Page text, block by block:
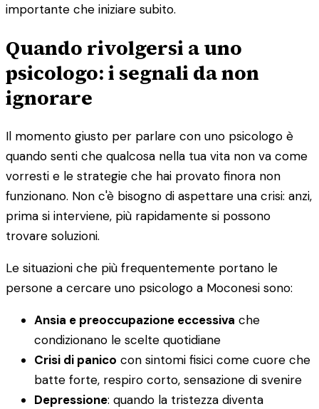
importante che iniziare subito.
Quando rivolgersi a uno
psicologo: i segnali da non
ignorare
Il momento giusto per parlare con uno psicologo è
quando senti che qualcosa nella tua vita non va come
vorresti e le strategie che hai provato finora non
funzionano. Non c'è bisogno di aspettare una crisi: anzi,
prima si interviene, più rapidamente si possono
trovare soluzioni.
Le situazioni che più frequentemente portano le
persone a cercare uno psicologo a Moconesi sono:
Ansia e preoccupazione eccessiva che
condizionano le scelte quotidiane
Crisi di panico con sintomi fisici come cuore che
batte forte, respiro corto, sensazione di svenire
Depressione: quando la tristezza diventa